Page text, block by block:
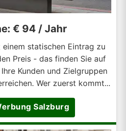
€ 94 / Jahr
einem statischen Eintrag zu
Preis - das finden Sie auf
Kunden und Zielgruppen
Wer zuerst kommt...
Salzburg